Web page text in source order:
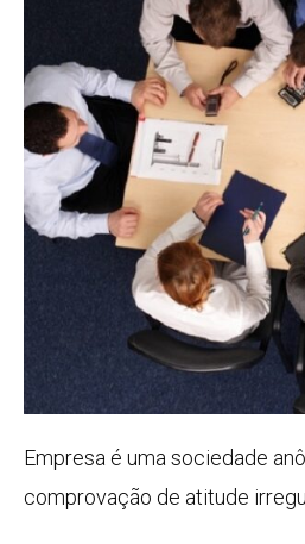
Empresa é uma sociedade
comprovação de atitude